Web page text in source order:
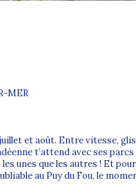
MER
et août. Entre vitesse,
t’attend avec ses
unes que les autres ! Et
au Puy du Fou, le